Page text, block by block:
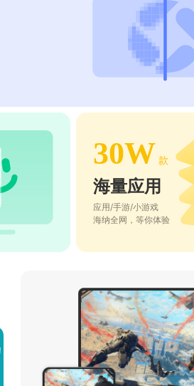
30W 款
海量应用
应用/手游/小游戏
海纳全网，等你体验